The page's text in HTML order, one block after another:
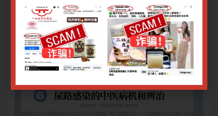
只有登录用户才能报名
登录或注册